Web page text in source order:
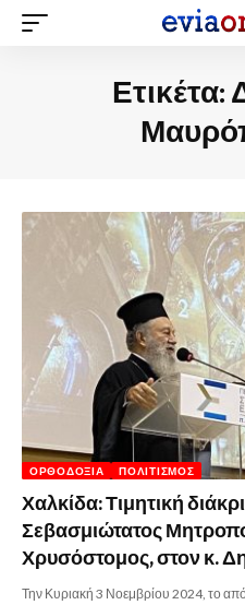
Ετικέτα:
ΟΡΘΟΔΟΞΊΑ ΠΟΛΙΤΙΣΜΌΣ
Χαλκίδα: Τιμητική
Σεβασμιώτατος
Χρυσόστομος, στον κ.
Την Κυριακή 3 Νοεμβρίου 2024, το